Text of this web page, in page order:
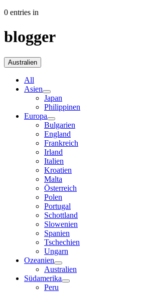
0 entries in
blogger
Australien
All
Asien
Japan
Philippinen
Europa
Bulgarien
England
Frankreich
Irland
Italien
Kroatien
Malta
Österreich
Polen
Portugal
Schottland
Slowenien
Spanien
Tschechien
Ungarn
Ozeanien
Australien
Südamerika
Peru